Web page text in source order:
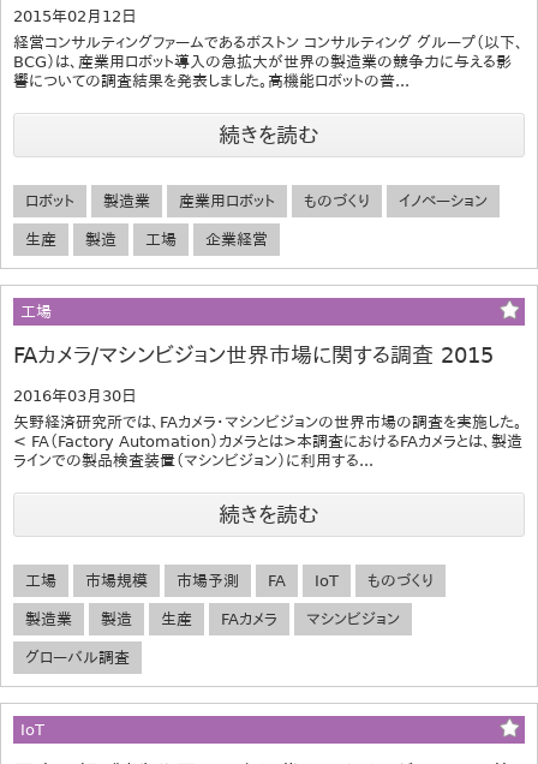
2015年02月12日
経営コンサルティングファームであるボストン コンサルティング グループ（以下、
BCG）は、産業用ロボット導入の急拡大が世界の製造業の競争力に与える影
響についての調査結果を発表しました。高機能ロボットの普...
続きを読む
ロボット 製造業 産業用ロボット ものづくり イノベーション
生産 製造 工場 企業経営
工場
FAカメラ/マシンビジョン世界市場に関する調査 2015
2016年03月30日
矢野経済研究所では、FAカメラ・マシンビジョンの世界市場の調査を実施した。
< FA（Factory Automation）カメラとは>本調査におけるFAカメラとは、製造
ラインでの製品検査装置（マシンビジョン）に利用する...
続きを読む
工場 市場規模 市場予測 FA IoT ものづくり
製造業 製造 生産 FAカメラ マシンビジョン
グローバル調査
IoT